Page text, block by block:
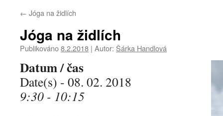
← Jóga na židlích
Jóga na židlích
Publikováno8.2.2018 | Autor: Šárka Handlová
Datum / čas
Date(s) - 08. 02. 2018
9:30 - 10:15